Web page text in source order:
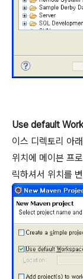
Use default
이스 디렉토리 아
위치에 메이븐 프
릭하셔서 위치를